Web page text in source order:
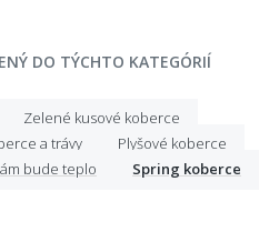
DO TÝCHTO KATEGÓRIÍ
Zelené kusové koberce
a trávy
Plyšové koberce
bude teplo
Spring koberce